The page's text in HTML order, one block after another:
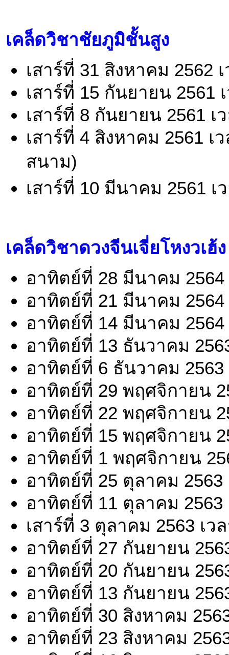
เคล็ดวิชาชัยภูมิชั้นสูง
เสาร์ที่ 31 สิงหาคม 2562
เสาร์ที่ 15 กันยายน 2561
เสาร์ที่ 8 กันยายน 2561 เ
เสาร์ที่ 4 สิงหาคม 2561 เ
สนาม)
เสาร์ที่ 10 มีนาคม 2561 เ
เคล็ดวิชาดวงจีนเจี่ยโหงวเฮ้ง
อาทิตย์ที่ 28 มีนาคม 2564
อาทิตย์ที่ 21 มีนาคม 2564
อาทิตย์ที่ 14 มีนาคม 2564
อาทิตย์ที่ 13 ธันวาคม
อาทิตย์ที่ 6 ธันวาคม 2563
อาทิตย์ที่ 29 พฤศจิกายน
อาทิตย์ที่ 22 พฤศจิกายน
อาทิตย์ที่ 15 พฤศจิกายน
อาทิตย์ที่ 1 พฤศจิกายน
อาทิตย์ที่ 25 ตุลาคม 2563
อาทิตย์ที่ 11 ตุลาคม 2563
เสาร์ที่ 3 ตุลาคม 2563 เว
อาทิตย์ที่ 27 กันยายน
อาทิตย์ที่ 20 กันยายน
อาทิตย์ที่ 13 กันยายน
อาทิตย์ที่ 30 สิงหาคม
อาทิตย์ที่ 23 สิงหาคม